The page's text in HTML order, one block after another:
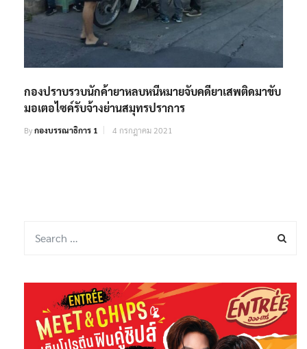
กองปราบรวบนักค้ายาหลบหนีหมายจับคดียาเสพติดมาขับ
มอเตอไซค์รับจ้างย่านสมุทรปราการ
Byกองบรรณาธิการ 1 4 กรกฎาคม 2021